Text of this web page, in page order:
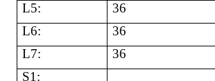
L5:
36
L6:
36
L7:
36
S1: